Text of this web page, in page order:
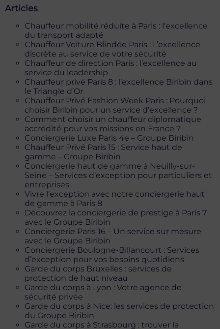
Articles
Chauffeur mobilité réduite à Paris : l’excellence
du transport adapté
Chauffeur Voiture Blindée Paris : L’excellence
discrète au service de votre sécurité
Chauffeur de direction Paris : l’excellence au
service du leadership
Chauffeur privé Paris 8 : l’excellence Biribin dans
le Triangle d’Or
Chauffeur Privé Fashion Week Paris : Pourquoi
choisir Biribin pour un service d’excellence ?
Comment choisir un chauffeur diplomatique
accrédité pour vos missions en France ?
Conciergerie Luxe Paris 4e – Groupe Biribin
Chauffeur Privé Paris 15 : Service haut de
gamme – Groupe Biribin
Conciergerie haut de gamme à Neuilly-sur-
Seine – Services d’exception pour particuliers et
entreprises
Vivre l’exception avec notre conciergerie haut
de gamme à Paris 8
Découvrez la conciergerie de prestige à Paris 7
avec le Groupe Biribin
Conciergerie Paris 16 – Un service sur mesure
avec le Groupe Biribin
Conciergerie Boulogne-Billancourt : Services
d’exception pour vos besoins quotidiens
Garde du corps Bruxelles : services de
protection de haut niveau
Garde du corps à Lyon : Votre agence de
sécurité privée
Garde du corps à Nice: les services de protection
du Groupe Biribin
Garde du corps à Strasbourg : trouver la